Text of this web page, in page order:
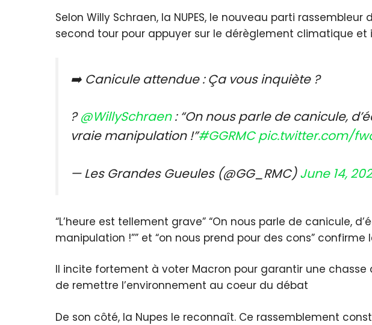
Selon Willy Schraen, la NUPES, le nouveau parti
second tour pour appuyer sur le dérèglement climatique
➡️ Canicule attendue : Ça vous inquiète ?
?@WillySchraen: “On nous parle de canicule,
vraie manipulation !”#GGRMC pic.twitter.com/
— Les Grandes Gueules (@GG_RMC)June 14,
“L’heure est tellement grave” “On nous parle de canicule,
manipulation !”” et “on nous prend pour des cons”
Il incite fortement à voter Macron pour garantir une
de remettre l’environnement au coeur du débat
De son côté, la Nupes le reconnaît. Ce rassemblement